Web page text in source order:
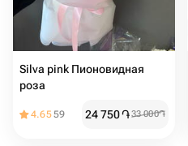
Silva pink Пионовидная
роза
4.6559 24 750֏33 000֏